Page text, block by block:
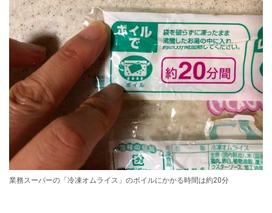
業務スーパーの「冷凍オムライス」のボイルにかかる時間は約20分